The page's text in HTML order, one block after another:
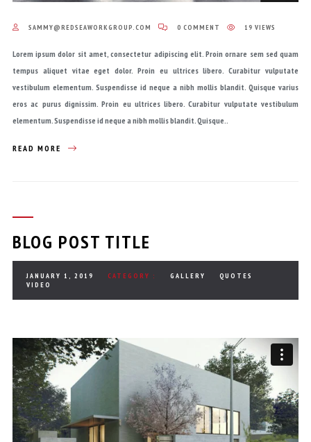
SAMMY@REDSEAWORKGROUP.COM 0 COMMENT 19 VIEWS
Lorem ipsum dolor sit amet, consectetur adipiscing elit. Proin ornare sem sed quam
tempus aliquet vitae eget dolor. Proin eu ultrices libero. Curabitur vulputate
vestibulum elementum. Suspendisse id neque a nibh mollis blandit. Quisque varius
eros ac purus dignissim. Proin eu ultrices libero. Curabitur vulputate vestibulum
elementum. Suspendisse id neque a nibh mollis blandit. Quisque..
READ MORE
BLOG POST TITLE
JANUARY 1, 2019 CATEGORY : GALLERY
QUOTES
VIDEO